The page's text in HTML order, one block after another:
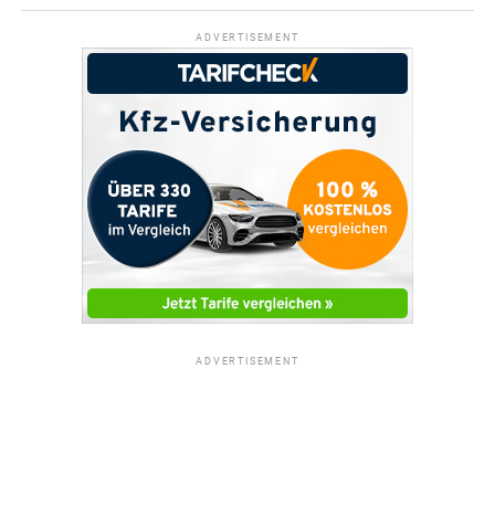
ADVERTISEMENT
ADVERTISEMENT